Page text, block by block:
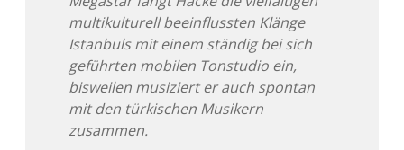
multikulturell beeinflussten Klänge
Istanbuls mit einem ständig bei sich
geführten mobilen Tonstudio ein,
bisweilen musiziert er auch spontan
mit den türkischen Musikern
zusammen.